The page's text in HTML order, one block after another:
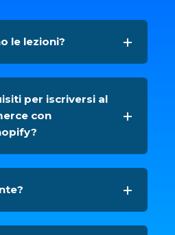
le lezioni?
per iscriversi al
con